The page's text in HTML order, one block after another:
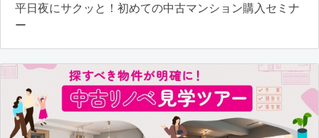
平日夜にサクッと！初めての中古マンション購入セミナ
ー